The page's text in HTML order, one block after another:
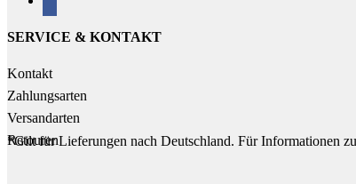
SERVICE & KONTAKT
Kontakt
Zahlungsarten
Versandarten
Retouren